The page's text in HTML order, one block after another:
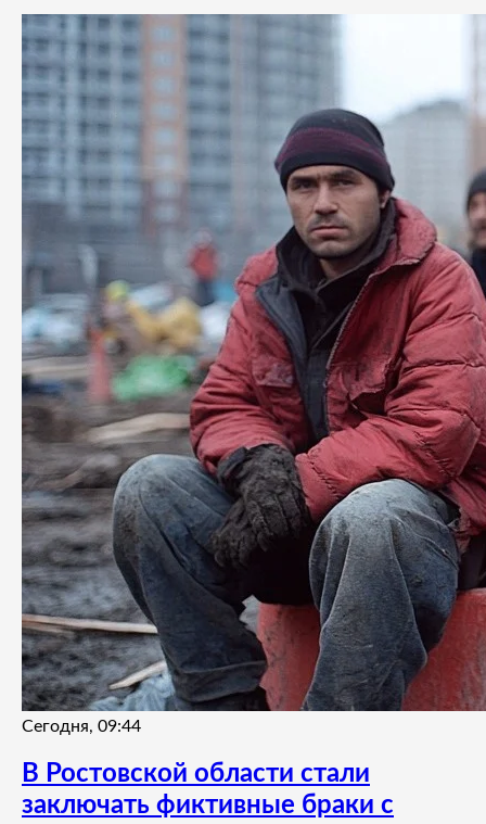
Сегодня, 09:44
В Ростовской области стали
заключать фиктивные браки с